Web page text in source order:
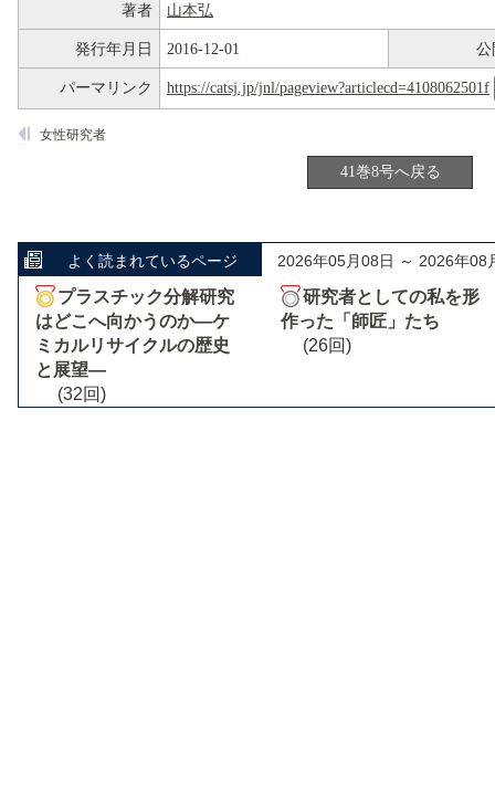
著者 山本弘
発行年月日 2016-12-01 公
パーマリンク https://catsj.jp/jnl/pageview?articlecd=4108062501f
女性研究者
41巻8号へ戻る
よく読まれているページ 2026年05月08日 ～ 2026年08
プラスチック分解研究
はどこへ向かうのか―ケ
ミカルリサイクルの歴史
と展望―
(32回)
研究者としての私を形
作った「師匠」たち
(26回)